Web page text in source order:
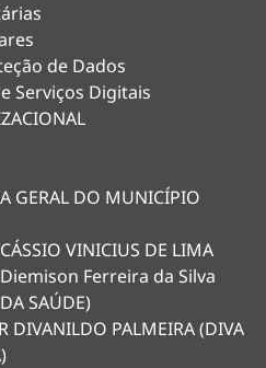
de Dados
Serviços Digitais
GERAL DO MUNICÍPIO
VINICIUS DE LIMA
Ferreira da Silva
SAÚDE)
DIVANILDO PALMEIRA (DIVA